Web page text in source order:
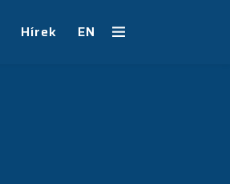
Hírek EN